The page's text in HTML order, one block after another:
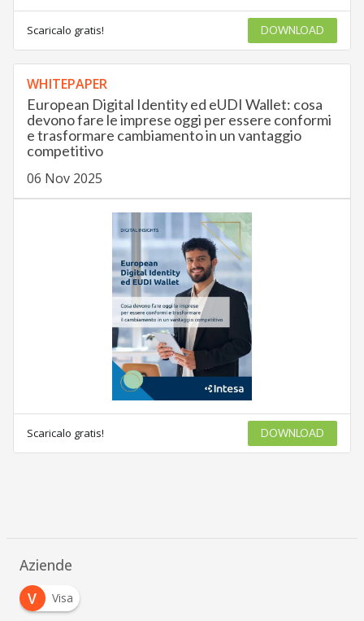
Scaricalo gratis! DOWNLOAD
WHITEPAPER
European Digital Identity ed eUDI Wallet: cosa
devono fare le imprese oggi per essere conformi
e trasformare cambiamento in un vantaggio
competitivo
06 Nov 2025
Scaricalo gratis! DOWNLOAD
Aziende
V
Visa